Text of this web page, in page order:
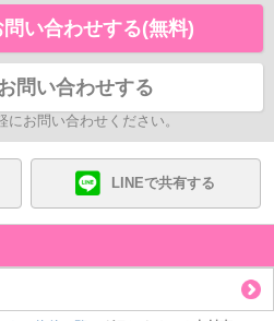
い合わせする(無料)
問い合わせする
お問い合わせください。
LINEで共有する